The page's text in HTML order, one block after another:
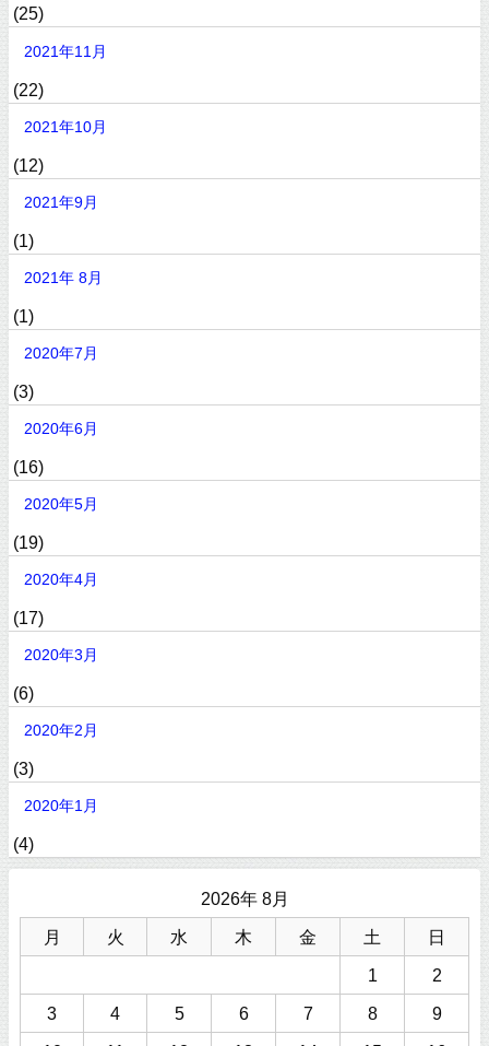
(25)
2021年11月
(22)
2021年10月
(12)
2021年9月
(1)
2021年 8月
(1)
2020年7月
(3)
2020年6月
(16)
2020年5月
(19)
2020年4月
(17)
2020年3月
(6)
2020年2月
(3)
2020年1月
(4)
2026年 8月
月 火 水 木 金 土 日
1 2
3 4 5 6 7 8 9